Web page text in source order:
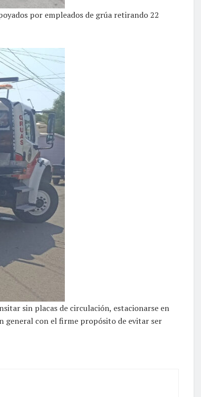
por empleados de grúa retirando 22
sin placas de circulación, estacionarse en
general con el firme propósito de evitar ser